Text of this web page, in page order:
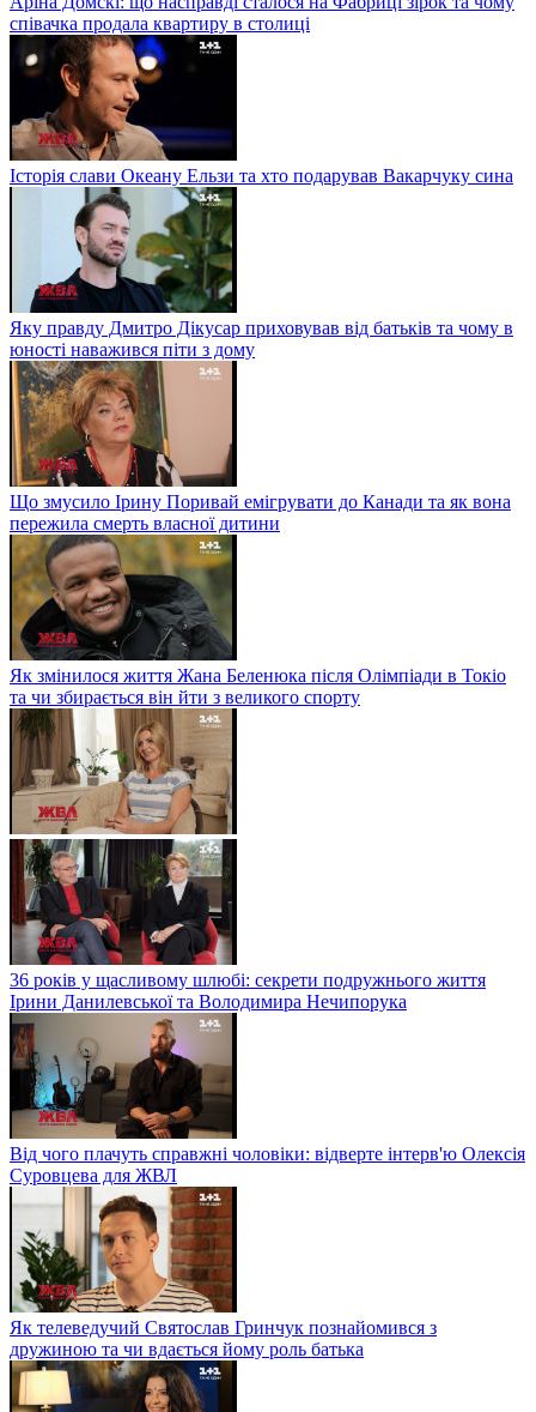
співачка продала квартиру в столиці
Історія слави Океану Ельзи та хто подарував Вакарчуку сина
Яку правду Дмитро Дікусар приховував від батьків та чому в
юності наважився піти з дому
Що змусило Ірину Поривай емігрувати до Канади та як вона
пережила смерть власної дитини
Як змінилося життя Жана Беленюка після Олімпіади в Токіо
та чи збирається він йти з великого спорту
36 років у щасливому шлюбі: секрети подружнього життя
Ірини Данилевської та Володимира Нечипорука
Від чого плачуть справжні чоловіки: відверте інтерв'ю Олексія
Суровцева для ЖВЛ
Як телеведучий Святослав Гринчук познайомився з
дружиною та чи вдається йому роль батька